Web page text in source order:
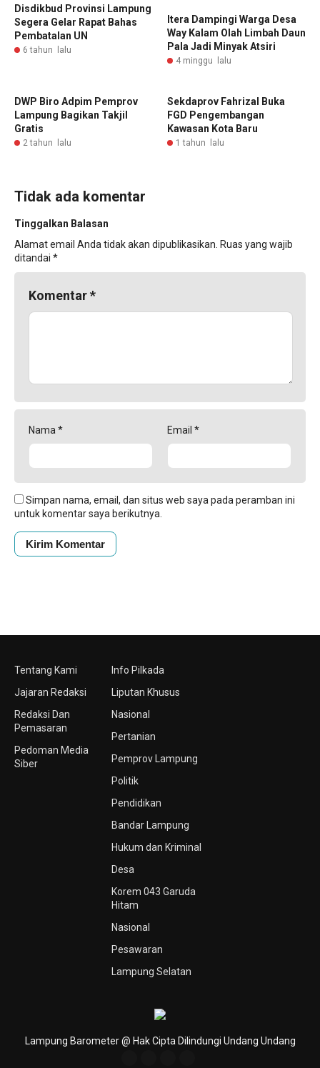
Disdikbud Provinsi Lampung
Segera Gelar Rapat Bahas
Pembatalan UN
6 tahun lalu
Itera Dampingi Warga Desa
Way Kalam Olah Limbah Daun
Pala Jadi Minyak Atsiri
4 minggu lalu
DWP Biro Adpim Pemprov
Lampung Bagikan Takjil
Gratis
2 tahun lalu
Sekdaprov Fahrizal Buka
FGD Pengembangan
Kawasan Kota Baru
1 tahun lalu
Tidak ada komentar
Tinggalkan Balasan
Alamat email Anda tidak akan dipublikasikan. Ruas yang wajib
ditandai *
Komentar*
Nama * Email *
Simpan nama, email, dan situs web saya pada peramban ini
untuk komentar saya berikutnya.
Tentang Kami
Jajaran Redaksi
Redaksi Dan
Pemasaran
Pedoman Media
Siber
Info Pilkada
Liputan Khusus
Nasional
Pertanian
Pemprov Lampung
Politik
Pendidikan
Bandar Lampung
Hukum dan Kriminal
Desa
Korem 043 Garuda
Hitam
Nasional
Pesawaran
Lampung Selatan
Lampung Barometer @ Hak Cipta Dilindungi Undang Undang